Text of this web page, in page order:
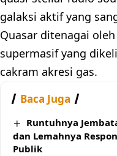
galaksi aktif yang
Quasar ditenagai
supermasif yang
cakram akresi gas.
Baca Juga
Runtuhnya
dan Lemahnya
Publik